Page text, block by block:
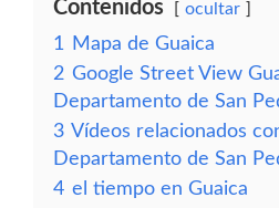
Contenidos ocultar
1
Mapa de Guaica
2 Google Street View
Departamento de San
3 Vídeos relacionados
Departamento de San
4 el tiempo en Guaica